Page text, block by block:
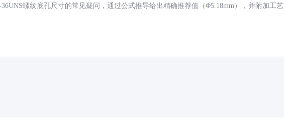
36UNS螺纹底孔尺寸的常见疑问，通过公式推导给出精确推荐值（Φ5.18mm），并附加工艺